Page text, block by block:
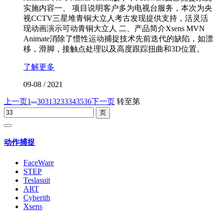
实施内容一、 项目说明客户多为电视台服务，本次为央
视CCTV三星堆青铜大立人考古发现提供支持，活灵活
现动画演示可动青铜大立人 二、产品简介Xsens MVN
Animate消除了惯性运动捕捉技术先前迭代的缺陷，如漂
移，滑脚，接触点处理以及高度跟踪扭曲和3D位置。
了解更多
09-08 / 2021
上一页1...30313233343536下一页 转至第
动作捕捉
FaceWare
STEP
Teslasuit
ART
Cyberith
Xsens